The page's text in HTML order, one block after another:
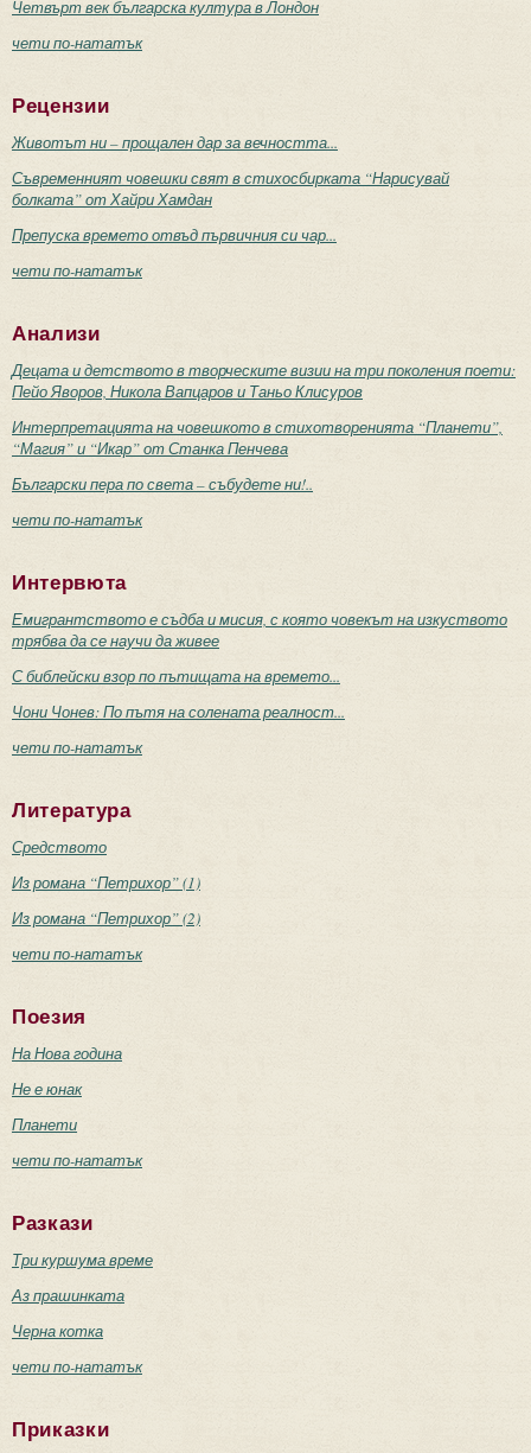
Четвърт век българска култура в Лондон
чети по-нататък
Рецензии
Животът ни – прощален дар за вечността...
Съвременният човешки свят в стихосбирката “Нарисувай
болката” от Хайри Хамдан
Препуска времето отвъд първичния си чар...
чети по-нататък
Анализи
Децата и детството в творческите визии на три поколения поети:
Пейо Яворов, Никола Вапцаров и Таньо Клисуров
Интерпретацията на човешкото в стихотворенията “Планети”,
“Магия” и “Икар” от Станка Пенчева
Български пера по света – събудете ни!..
чети по-нататък
Интервюта
Емигрантството е съдба и мисия, с която човекът на изкуството
трябва да се научи да живее
С библейски взор по пътищата на времето...
Чони Чонев: По пътя на солената реалност...
чети по-нататък
Литература
Средството
Из романа “Петрихор” (1)
Из романа “Петрихор” (2)
чети по-нататък
Поезия
На Нова година
Не е юнак
Планети
чети по-нататък
Разкази
Три куршума време
Аз прашинката
Черна котка
чети по-нататък
Приказки